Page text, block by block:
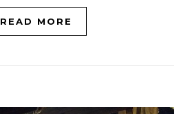
READ MORE